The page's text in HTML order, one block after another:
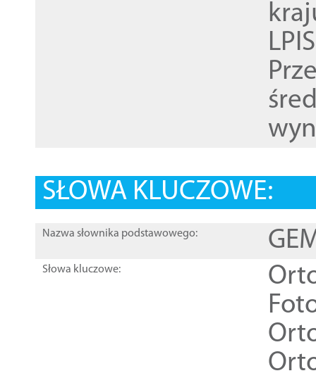
SŁOWA KLUCZOWE:
Nazwa słownika podstawowego:
Słowa kluczowe: